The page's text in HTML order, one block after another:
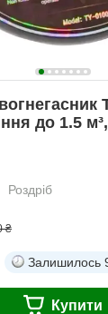
до 1.5
Роздріб
₴
Залишилось
Купити